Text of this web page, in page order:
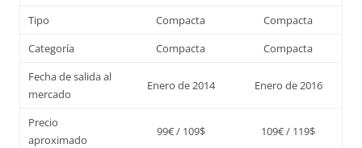
Tipo Compacta
Compacta
Categoría
Compacta
Compacta
Fecha de salida al
mercado
Enero de 2014 Enero de 2016
Precio
aproximado
99€ / 109$ 109€ / 119$